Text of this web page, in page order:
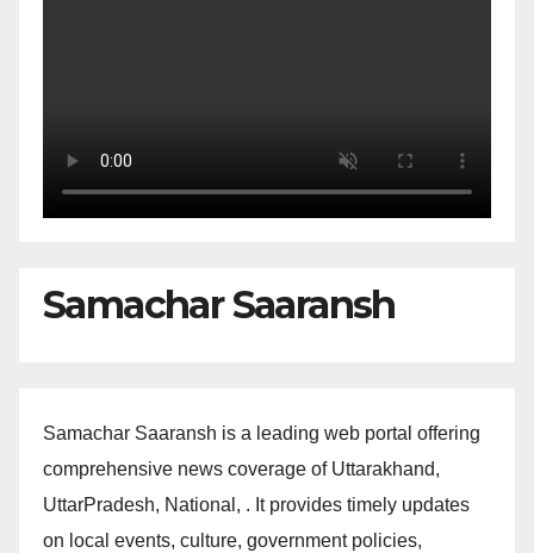
Samachar Saaransh
Samachar Saaransh is a leading web portal offering
comprehensive news coverage of Uttarakhand,
UttarPradesh, National, . It provides timely updates
on local events, culture, government policies,